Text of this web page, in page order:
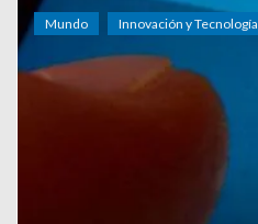
Mundo Innovación y Tecnología